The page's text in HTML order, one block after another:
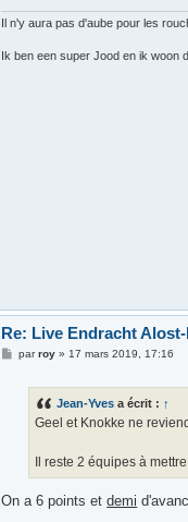
Il n'y aura pas d'aube pour les
Ik ben een super Jood en ik woon
Re: Live Endracht
Mparroy »17 mars 2019, 17:16
Jean-Yves a écrit : ↑
Geel et Knokke ne
Il reste 2 équipes à mettre
On a 6 points etdemi